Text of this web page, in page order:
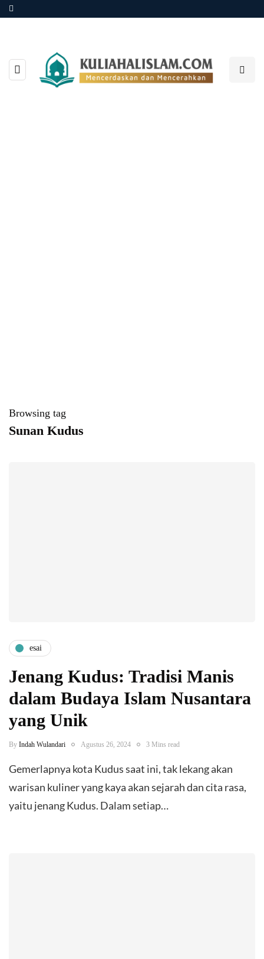
Browsing tag
Sunan Kudus
esai
Jenang Kudus: Tradisi Manis
dalam Budaya Islam Nusantara
yang Unik
By Indah Wulandari Agustus 26, 2024 3 Mins read
Gemerlapnya kota Kudus saat ini, tak lekang akan
warisan kuliner yang kaya akan sejarah dan cita rasa,
yaitu jenang Kudus. Dalam setiap…